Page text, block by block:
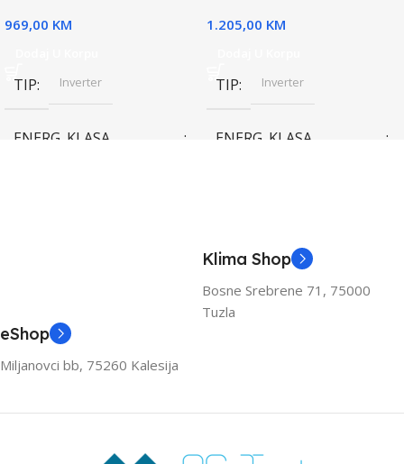
969,00 KM
TIP Inverter
ENERG. KLASA
ZA PROSTOR DO (M2)
40
1.205,00 KM
TIP Inverter
ENERG. KLASA
KAPACITET HLAĐENJA
3.6
40
Klima Shop
Bosne Srebrene 71, 75000
Tuzla
eShop
Miljanovci bb, 75260 Kalesija